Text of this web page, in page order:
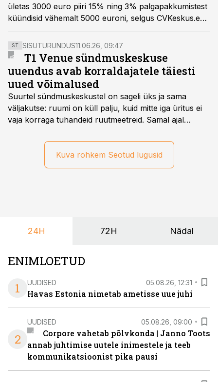
ületas 3000 euro piiri 15% ning 3% palgapakkumistest
küündisid vähemalt 5000 euroni, selgus CVKeskus.ee
tööportaali värskest ülevaatest.
ST SISUTURUNDUS11.06.26, 09:47
T1 Venue sündmuskeskuse
uuendus avab korraldajatele täiesti
uued võimalused
Suurtel sündmuskeskustel on sageli üks ja sama
väljakutse: ruumi on küll palju, kuid mitte iga üritus ei
vaja korraga tuhandeid ruutmeetreid. Samal ajal
paindlikkust – võimalust ühendada konverents, gala,
töötoad, meelelahutus ja võrgustumine tervikuks, ilma
et peaks kasutama mitut erinevat asukohta. T1
Kuva rohkem Seotud lugusid
24H 72H Nädal
ENIMLOETUD
1
UUDISED 05.08.26, 12:31
Havas Estonia nimetab ametisse uue juhi
2
UUDISED 05.08.26, 09:00
Corpore vahetab põlvkonda | Janno Toots
annab juhtimise uutele inimestele ja teeb
kommunikatsioonist pika pausi